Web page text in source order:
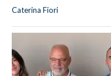
Caterina Fiori